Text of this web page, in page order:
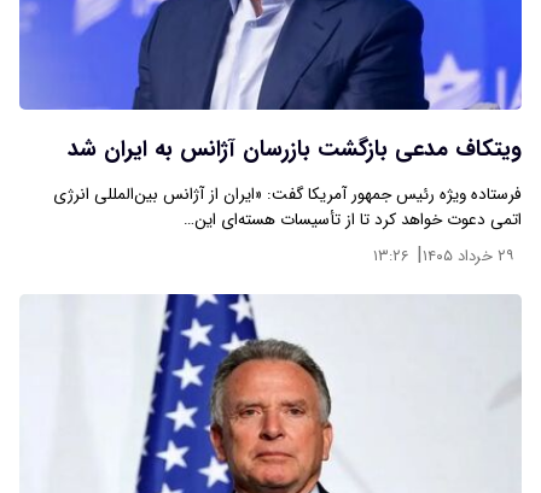
ویتکاف مدعی بازگشت بازرسان آژانس به ایران شد
فرستاده ویژه رئیس جمهور آمریکا گفت: «ایران از آژانس بین‌المللی انرژی
اتمی دعوت خواهد کرد تا از تأسیسات هسته‌ای این…
۲۹ خرداد ۱۴۰۵ | ۱۳:۲۶